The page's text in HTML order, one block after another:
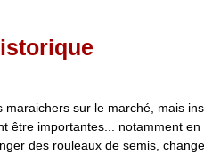
maraichers sur le marché, mais
être importantes... notamment
des rouleaux de semis,